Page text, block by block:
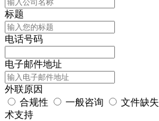
标题
电话号码
电子邮件地址
外联原因
合规性
一般咨询 文件缺失
术支持